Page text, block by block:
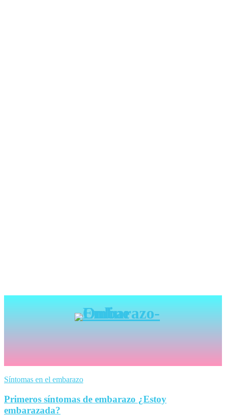
Síntomas en el embarazo
Primeros síntomas de embarazo ¿Estoy
embarazada?